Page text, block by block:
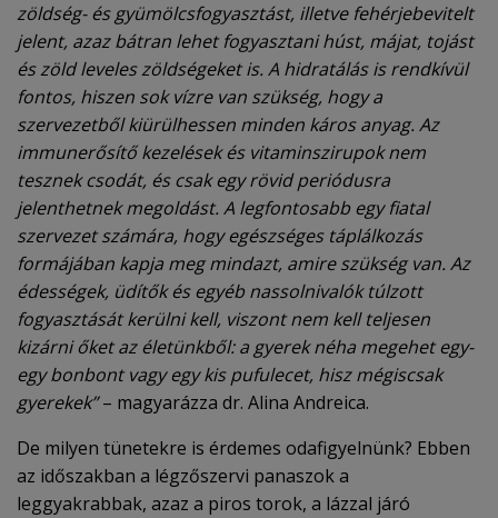
zöldség- és gyümölcsfogyasztást, illetve fehérjebevitelt
jelent, azaz bátran lehet fogyasztani húst, májat, tojást
és zöld leveles zöldségeket is. A hidratálás is rendkívül
fontos, hiszen sok vízre van szükség, hogy a
szervezetből kiürülhessen minden káros anyag. Az
immunerősítő kezelések és vitaminszirupok nem
tesznek csodát, és csak egy rövid periódusra
jelenthetnek megoldást. A legfontosabb egy fiatal
szervezet számára, hogy egészséges táplálkozás
formájában kapja meg mindazt, amire szükség van. Az
édességek, üdítők és egyéb nassolnivalók túlzott
fogyasztását kerülni kell, viszont nem kell teljesen
kizárni őket az életünkből: a gyerek néha megehet egy-
egy bonbont vagy egy kis pufulecet, hisz mégiscsak
gyerekek”– magyarázza dr. Alina Andreica.
De milyen tünetekre is érdemes odafigyelnünk? Ebben
az időszakban a légzőszervi panaszok a
leggyakrabbak, azaz a piros torok, a lázzal járó